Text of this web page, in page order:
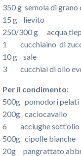
350 g semola di grano
15 g lievito
250/300 g acqua
1 cucchiaino di
10 g sale
3 cucchiai di olio
Per il condimento:
500g pomodori pelati
200g caciocavallo
6 acciughe sott’olio
500g cipolle bianche
20g pangrattato